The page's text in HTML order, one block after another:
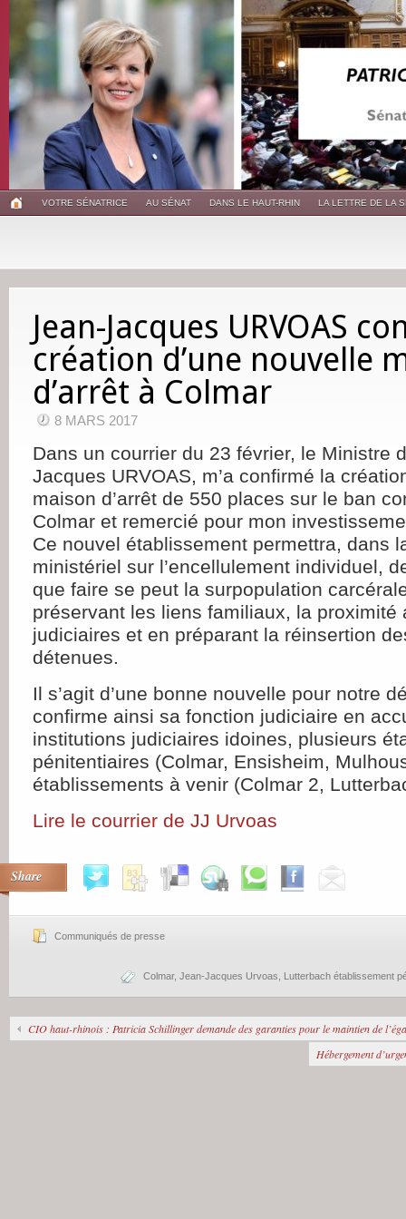
VOTRE SÉNATRICE AU SÉNAT DANS LE HAUT-RHIN LA LETTRE DE LA
Jean-Jacques URVOAS
création d’une nouvelle
d’arrêt à Colmar
8 MARS 2017
Dans un courrier du 23 février, le Ministre
Jacques URVOAS, m’a confirmé la
maison d’arrêt de 550 places sur le ban
Colmar et remercié pour mon
Ce nouvel établissement permettra, dans
ministériel sur l’encellulement individuel,
que faire se peut la surpopulation
préservant les liens familiaux, la proximité
judiciaires et en préparant la réinsertion
détenues.
Il s’agit d’une bonne nouvelle pour notre
confirme ainsi sa fonction judiciaire en
institutions judiciaires idoines, plusieurs
pénitentiaires (Colmar, Ensisheim,
établissements à venir (Colmar 2,
Lire le courrier de JJ Urvoas
Share
Communiqués de presse
Colmar, Jean-Jacques Urvoas Lutterbach établissement
CIO haut-rhinois : Patricia Schillinger demande des garanties pour le maintien de
Hébergement